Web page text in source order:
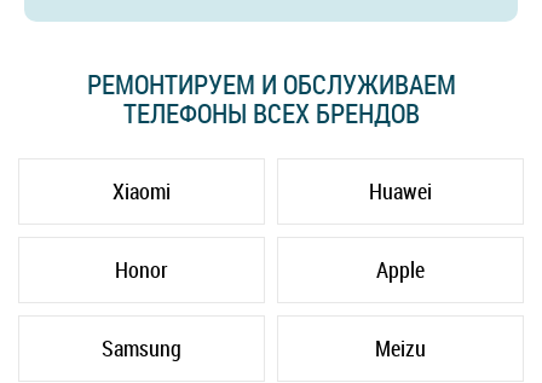
РЕМОНТИРУЕМ И ОБСЛУЖИВАЕМ
ТЕЛЕФОНЫ ВСЕХ БРЕНДОВ
Xiaomi Huawei
Honor Apple
Samsung Meizu